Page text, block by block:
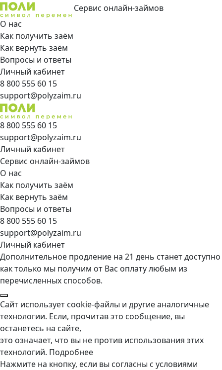
Сервис онлайн-займов
О нас
Как получить заём
Как вернуть заём
Вопросы и ответы
Личный кабинет
8 800 555 60 15
support@polyzaim.ru
8 800 555 60 15
support@polyzaim.ru
Личный кабинет
Сервис онлайн-займов
О нас
Как получить заём
Как вернуть заём
Вопросы и ответы
8 800 555 60 15
support@polyzaim.ru
Личный кабинет
Дополнительное продление на 21 день станет доступно
как только мы получим от Вас оплату любым из
перечисленных способов.
Сайт использует cookie-файлы и другие аналогичные
технологии. Если, прочитав это сообщение, вы
останетесь на сайте,
это означает, что вы не против использования этих
технологий. Подробнее
Нажмите на кнопку, если вы согласны с условиями